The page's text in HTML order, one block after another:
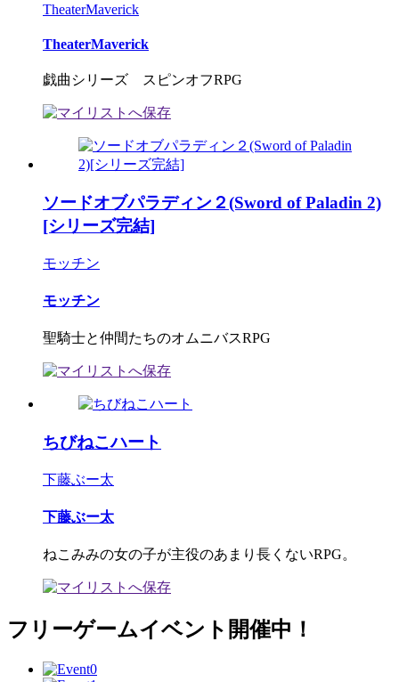
TheaterMaverick
TheaterMaverick
戯曲シリーズ スピンオフRPG
ソードオブパラディン２(Sword of Paladin 2)
[シリーズ完結]
モッチン
モッチン
聖騎士と仲間たちのオムニバスRPG
ちびねこハート
下藤ぶー太
下藤ぶー太
ねこみみの女の子が主役のあまり長くないRPG。
フリーゲームイベント開催中！